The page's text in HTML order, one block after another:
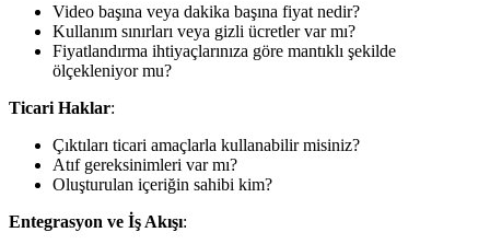
Video başına veya dakika başına fiyat nedir?
Kullanım sınırları veya gizli ücretler var mı?
Fiyatlandırma ihtiyaçlarınıza göre mantıklı şekilde
ölçekleniyor mu?
Ticari Haklar:
Çıktıları ticari amaçlarla kullanabilir misiniz?
Atıf gereksinimleri var mı?
Oluşturulan içeriğin sahibi kim?
Entegrasyon ve İş Akışı: